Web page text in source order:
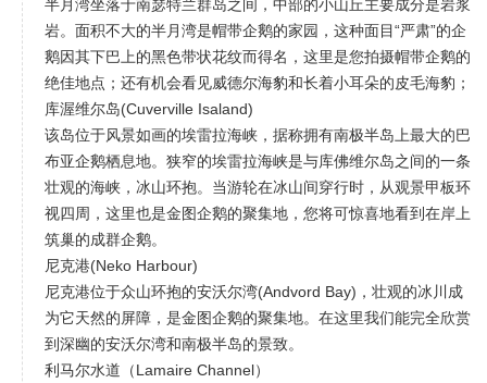
半月湾坐落于南瑟特兰群岛之间，中部的小山丘主要成分是岩浆
岩。面积不大的半月湾是帽带企鹅的家园，这种面目“严肃”的企
鹅因其下巴上的黑色带状花纹而得名，这里是您拍摄帽带企鹅的
绝佳地点；还有机会看见威德尔海豹和长着小耳朵的皮毛海豹；
库渥维尔岛(Cuverville Isaland)
该岛位于风景如画的埃雷拉海峡，据称拥有南极半岛上最大的巴
布亚企鹅栖息地。狭窄的埃雷拉海峡是与库佛维尔岛之间的一条
壮观的海峡，冰山环抱。当游轮在冰山间穿行时，从观景甲板环
视四周，这里也是金图企鹅的聚集地，您将可惊喜地看到在岸上
筑巢的成群企鹅。
尼克港(Neko Harbour)
尼克港位于众山环抱的安沃尔湾(Andvord Bay)，壮观的冰川成
为它天然的屏障，是金图企鹅的聚集地。在这里我们能完全欣赏
到深幽的安沃尔湾和南极半岛的景致。
利马尔水道（Lamaire Channel）